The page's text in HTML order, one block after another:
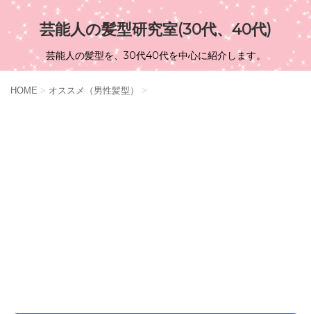
芸能人の髪型研究室(30代、40代)
芸能人の髪型を、30代40代を中心に紹介します。
HOME > オススメ（男性髪型） >